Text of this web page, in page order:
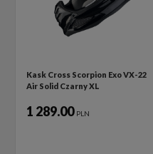
Kask Cross Scorpion Exo VX-22
Air Solid Czarny XL
1 289.00 PLN